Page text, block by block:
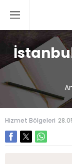
Hizmet Bölgeleri